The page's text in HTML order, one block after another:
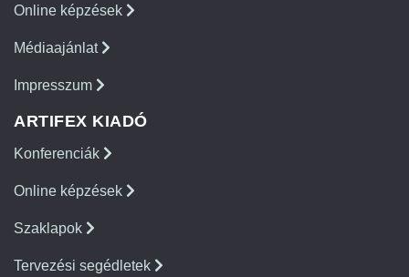
Online képzések
Médiaajánlat
Impresszum
ARTIFEX KIADÓ
Konferenciák
Online képzések
Szaklapok
Tervezési segédletek